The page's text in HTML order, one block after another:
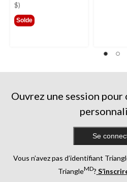
$)
Solde
Ouvrez une session
Se
Vous n’avez pas d’identifiant
TriangleMD?